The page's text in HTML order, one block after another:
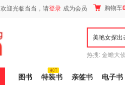
欢迎光临当当，请登录 成为会员 购物车
热搜: 金蟾大
图书 特装书 亲签书 电子书